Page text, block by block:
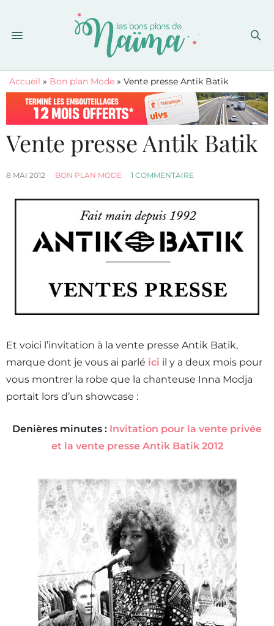
Accueil » Bon plan Mode » Vente presse Antik Batik
Vente presse Antik Batik
8 MAI 2012 BON PLAN MODE 1 COMMENTAIRE
Et voici l’invitation à la vente presse Antik Batik,
marque dont je vous ai parlé ici il y a deux mois pour
vous montrer la robe que la chanteuse Inna Modja
portait lors d’un showcase :
Denières minutes : Invitation pour la vente privée
et la vente presse Antik Batik 2012